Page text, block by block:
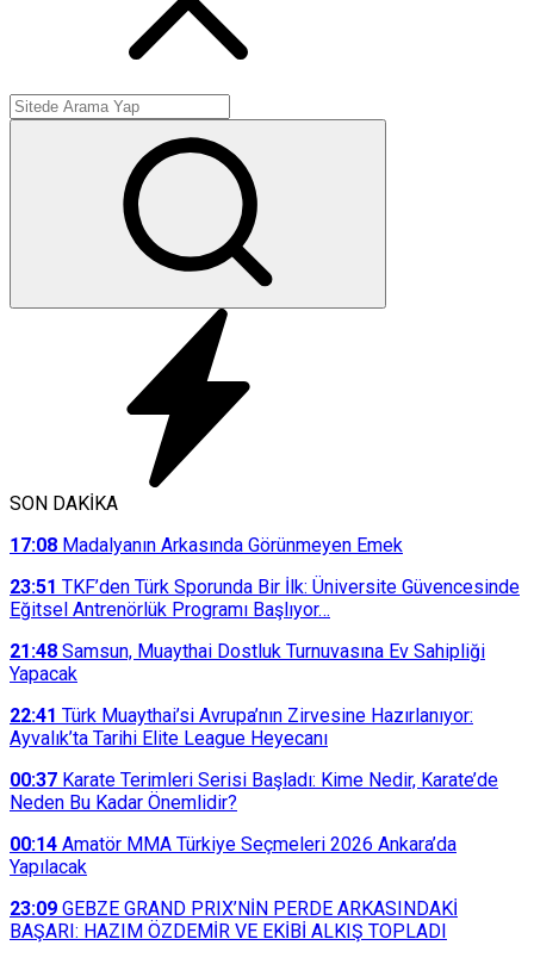
SON DAKİKA
17:08 Madalyanın Arkasında Görünmeyen Emek
23:51 TKF’den Türk Sporunda Bir İlk: Üniversite Güvencesinde
Eğitsel Antrenörlük Programı Başlıyor…
21:48 Samsun, Muaythai Dostluk Turnuvasına Ev Sahipliği
Yapacak
22:41 Türk Muaythai’si Avrupa’nın Zirvesine Hazırlanıyor:
Ayvalık’ta Tarihi Elite League Heyecanı
00:37 Karate Terimleri Serisi Başladı: Kime Nedir, Karate’de
Neden Bu Kadar Önemlidir?
00:14 Amatör MMA Türkiye Seçmeleri 2026 Ankara’da
Yapılacak
23:09 GEBZE GRAND PRIX’NİN PERDE ARKASINDAKİ
BAŞARI: HAZIM ÖZDEMİR VE EKİBİ ALKIŞ TOPLADI